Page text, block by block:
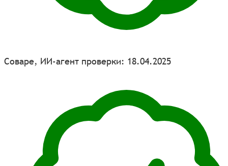
Соваре, ИИ-агент проверки: 18.04.2025